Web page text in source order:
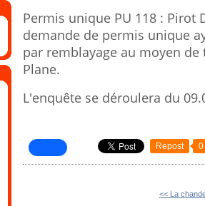
Permis unique PU 118 : Pirot
demande de permis unique
par remblayage au moyen de
Plane.
L'enquête se déroulera du
Repost 0
<< La